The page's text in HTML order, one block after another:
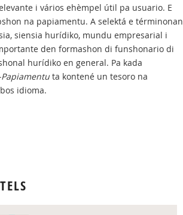
i vários ehèmpel útil pa usuario. E
na papiamentu. A selektá e términonan
siensia hurídiko, mundu empresarial i
den formashon di funshonario di
hurídiko en general. Pa kada
ta kontené un tesoro na
idioma.